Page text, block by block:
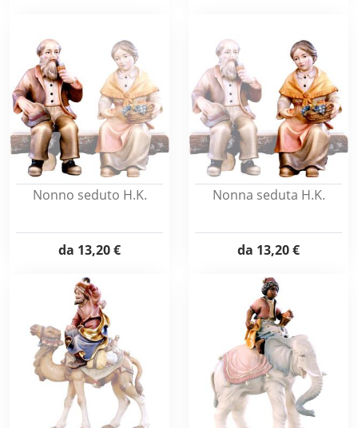
Nonno seduto H.K.
da 13,20 €
Nonna seduta H.K.
da 13,20 €